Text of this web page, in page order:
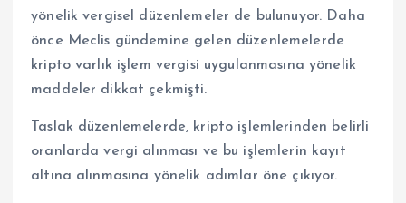
yönelik vergisel düzenlemeler de bulunuyor. Daha
önce Meclis gündemine gelen düzenlemelerde
kripto varlık işlem vergisi uygulanmasına yönelik
maddeler dikkat çekmişti.
Taslak düzenlemelerde, kripto işlemlerinden belirli
oranlarda vergi alınması ve bu işlemlerin kayıt
altına alınmasına yönelik adımlar öne çıkıyor.